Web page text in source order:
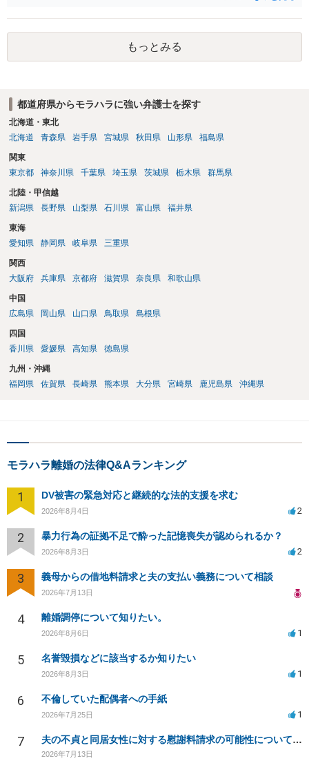
高いためです。 実務的には、ご相談者さまが転居する形で離婚協議等
を進める選択を採らざるを得ないことが圧倒的多数です。
もっとみる
都道府県からモラハラに強い弁護士を探す
北海道・東北
北海道
青森県 岩手県 宮城県 秋田県 山形県 福島県
関東
東京都
神奈川県 千葉県 埼玉県 茨城県 栃木県 群馬県
北陸・甲信越
新潟県
長野県 山梨県 石川県 富山県 福井県
東海
愛知県
静岡県 岐阜県 三重県
関西
大阪府
兵庫県 京都府 滋賀県 奈良県 和歌山県
中国
広島県
岡山県 山口県 鳥取県 島根県
四国
香川県
愛媛県 高知県 徳島県
九州・沖縄
福岡県
佐賀県 長崎県 熊本県 大分県 宮崎県 鹿児島県 沖縄県
モラハラ離婚の法律Q&Aランキング
1 DV被害の緊急対応と継続的な法的支援を求む
2026年8月4日 2
2 暴力行為の証拠不足で酔った記憶喪失が認められるか？
2026年8月3日 2
3 義母からの借地料請求と夫の支払い義務について相談
2026年7月13日
4 離婚調停について知りたい。
2026年8月6日 1
5 名誉毀損などに該当するか知りたい
2026年8月3日 1
6 不倫していた配偶者への手紙
2026年7月25日 1
7 夫の不貞と同居女性に対する慰謝料請求の可能性について相談
2026年7月13日